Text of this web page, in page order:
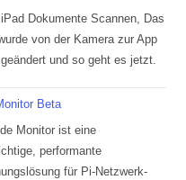
Dokumente Scannen, Das
von der Kamera zur App
und so geht es jetzt.
Beta
Monitor ist eine
performante
für Pi-Netzwerk-